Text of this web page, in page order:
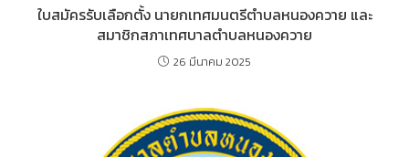
ใบสมัครรับเลือกตั้ง นายกเทศมนตรีตำบลหนองควาย และ
สมาชิกสภาเทศบาลตำบลหนองควาย
26 มีนาคม 2025